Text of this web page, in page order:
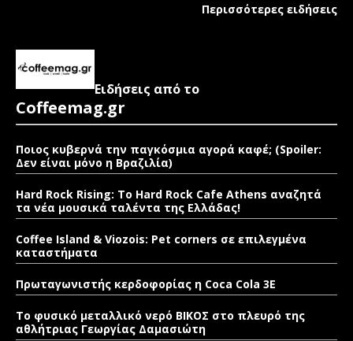
Περισσότερες ειδήσεις
Ειδήσεις από το
Coffeemag.gr
Ποιος κυβερνά την παγκόσμια αγορά καφέ; (Spoiler:
Δεν είναι μόνο η Βραζιλία)
Hard Rock Rising: Το Hard Rock Cafe Athens αναζητά
τα νέα μουσικά ταλέντα της Ελλάδας!
Coffee Island & Viozois: Pet corners σε επιλεγμένα
καταστήματα
Πρωταγωνιστής κερδοφορίας η Coca Cola 3E
Το φυσικό μεταλλικό νερό ΒΙΚΟΣ στο πλευρό της
αθλήτριας Γεωργίας Δαμασιώτη